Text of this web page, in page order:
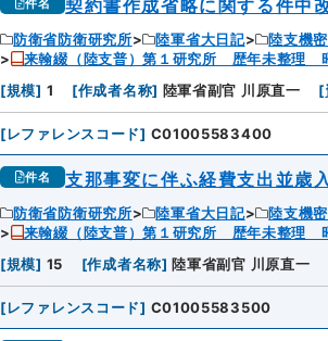
契約書作成省略に関する件中
防衛省防衛研究所 陸軍省大日記 陸支機
来翰綴（陸支普）第１研究所 歴年未整理
[規模] 1 [作成者名称] 陸軍省副官 川原直一 [
[レファレンスコード] C01005583400
件名 支那事変に伴ふ経費支出並歳
防衛省防衛研究所 陸軍省大日記 陸支機
来翰綴（陸支普）第１研究所 歴年未整理
[規模] 15 [作成者名称] 陸軍省副官 川原直一
[レファレンスコード] C01005583500